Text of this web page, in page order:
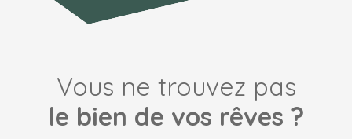
Vous ne trouvez pas
le bien de vos rêves ?